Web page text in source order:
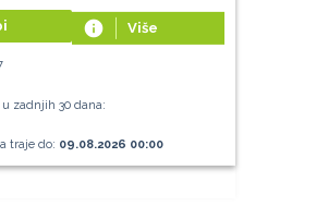
info Više
zadnjih 30 dana:
traje do: 09.08.2026 00:00